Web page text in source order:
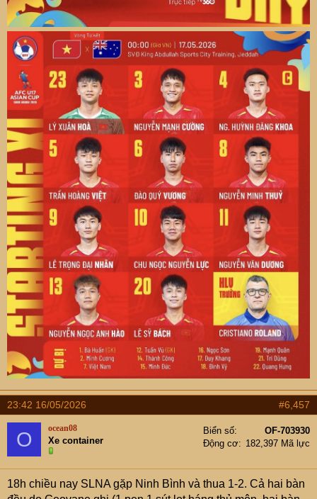
23:42 16/05/2026 #6,457
O ocean08
Xe container
Biển số
OF-703930
Động cơ
182,397 Mã lực
18h chiều nay SLNA gặp Ninh Bình và thua 1-2. Cả hai bàn